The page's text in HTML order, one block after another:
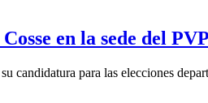
en la sede del
candidatura para las elecciones